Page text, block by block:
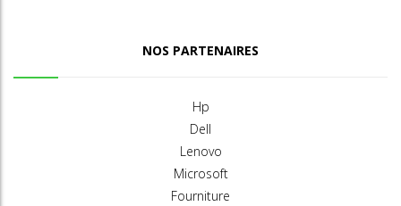
NOS PARTENAIRES
Hp
Dell
Lenovo
Microsoft
Fourniture